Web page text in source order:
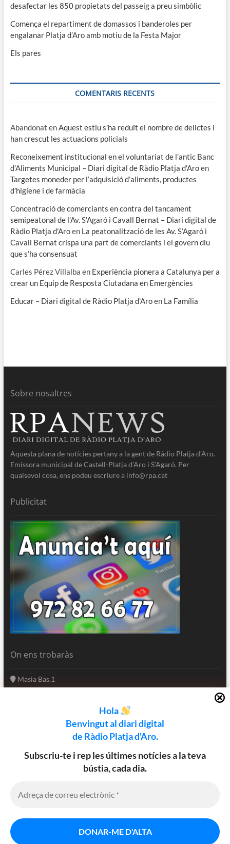
Hola
Benvingut al diari digital
de Ràdio Platja d'Aro.
Subscriu-te i rep les últimes notícies a la teva
bústia, cada dia.
desafectar les 850 propietats del passeig a preu simbòlic
Comença el repartiment de domassos i banderoles per
engalanar Platja d’Aro amb motiu de la Festa Major
Els pares
COMENTARIS RECENTS
Abandonat enAquest estiu s’ha reduït el nombre de delictes i
han crescut les actuacions policials
Reconeixement institucional en el voluntariat de l’antic Banc
d’Aliments Municipal – Diari digital de Ràdio Platja d'Aroen
Targetes moneder per l’adquisició d’aliments, productes
d’higiene i de farmàcia
Concentració de comerciants en contra del tancament
semipeatonal de l’Av. S’Agaró i Cavall Bernat – Diari digital de
Ràdio Platja d'Aroen La peatonalització de les Av. S’Agaró i
Cavall Bernat crispa una part de comerciants i el govern diu
que s’ha consensuat
Carles Pérez Villalba en Experiència pionera a Catalunya per a
crear un Equip de Resposta Ciutadana en Emergències
Educar – Diari digital de Ràdio Platja d'Aroen La Família
Sobre nosaltres
Aquesta plana de notícies pertany a la gent de Ràdio Platja d’Aro.
Emissora municipal de Castell-Platja d’Aro i S’Agaró. Per
qualsevol cosa, ens podeu escriure a info@rpa.cat
Publicitat
On ens trobaràs
Masia Bas,1
17250 Platja d'Aro
informatius@rpa.cat
per oferir-vos l’experiència més
TOTES les cookies.